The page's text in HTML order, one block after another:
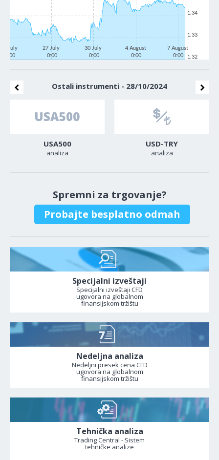
22 July
0:00
27 July
0:00
30 July
0:00
4 August
0:00
7 August
0:00
1.32
1.33
1.34
Ostali instrumenti - 28/10/2024
USA500
analiza
USD-TRY
analiza
Spremni za trgovanje?
Probajte besplatno odmah
Specijalni izveštaji
Specijalni izveštaji CFD
ugovora na globalnom
finansijskom tržištu
Nedeljna analiza
Nedeljni presek cena CFD
ugovora na globalnom
finansijskom tržištu
Tehnička analiza
Trading Central - Sistem
tehničke analize